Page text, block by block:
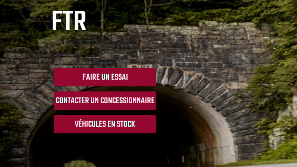
FTR
FAIRE UN ESSAI
CONTACTER UN CONCESSIONNAIRE
VÉHICULES EN STOCK